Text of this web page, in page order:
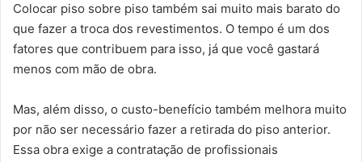
Colocar piso sobre piso também sai muito mais barato do
que fazer a troca dos revestimentos. O tempo é um dos
fatores que contribuem para isso, já que você gastará
menos com mão de obra.
Mas, além disso, o custo-benefício também melhora muito
por não ser necessário fazer a retirada do piso anterior.
Essa obra exige a contratação de profissionais